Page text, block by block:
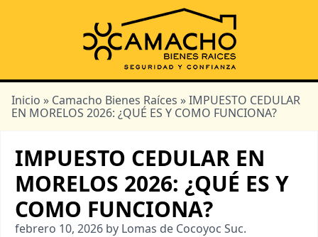
Inicio » Camacho Bienes Raíces » IMPUESTO CEDULAR
EN MORELOS 2026: ¿QUÉ ES Y COMO FUNCIONA?
IMPUESTO CEDULAR EN
MORELOS 2026: ¿QUÉ ES Y
COMO FUNCIONA?
febrero 10, 2026 by Lomas de Cocoyoc Suc.